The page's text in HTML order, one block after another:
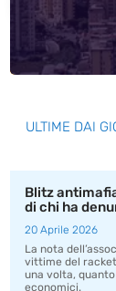
ULTIME DAI
Blitz
di chi ha
20 Aprile 2026
La nota
vittime del
una volta,
economici.